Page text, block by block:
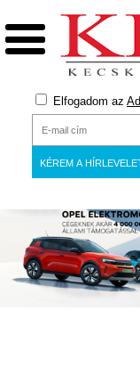
Elfogadom az